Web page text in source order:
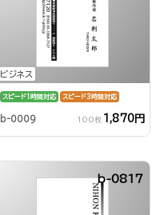
ビジネス
スピード1時間対応 スピード3時間対応
b-0009 100枚 1,870円
b-0817